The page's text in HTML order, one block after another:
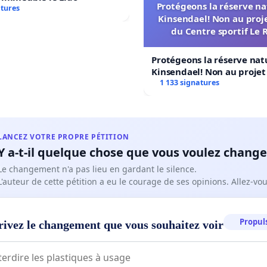
conclusions de ce rapport, on trouve la proposition
de fermer l’École supérieure de commerce de La
la filière « maturité professionnelle économique » du Ceff
à Tramelan pour l’intégrer au Gymnase de Bienne. Ces
Dans le cadre de la réalisation du Projet ABR,
dès l’été de 2027, le Ceff Artisanat. Ajoutons à cela que
de Bienne et du Jura bernois accueille en son sein des
la moitié au moins proviennent du Jura bernois. Le
Protégeons la réserve
Kinsendael! Non au
du Centre sportif Le
Protégeons la réserve
Kinsendael! Non au projet
Centre sportif Le Roseau!
1 133 signatures
VOTRE PROPRE PÉTITION
a-t-il quelque chose que vous voulez
changement n'a pas lieu en gardant le silence.
de cette pétition a eu le courage de ses opinions. Allez-
le changement que vous souhaitez voir